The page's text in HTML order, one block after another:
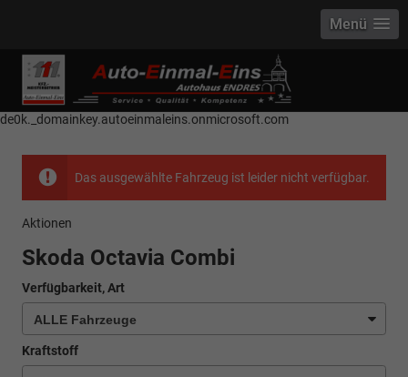
------------ Host Name : selector1._domainkey Points to address or value:
selector1-aee-de0k._domainkey.autoeinmaleins.onmicrosoft.com Host
Name : selector2._domainkey Points to address or value: selector2-aee-
de0k._domainkey.autoeinmaleins.onmicrosoft.com
Menü
Das ausgewählte Fahrzeug ist leider nicht verfügbar.
Aktionen
Skoda Octavia Combi
Verfügbarkeit, Art
Kraftstoff